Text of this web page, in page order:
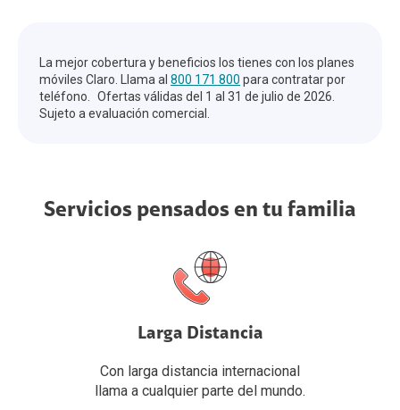
La mejor cobertura y beneficios los tienes con los planes
móviles Claro. Llama al 800 171 800 para contratar por
teléfono. Ofertas válidas del 1 al 31 de julio de 2026.
Sujeto a evaluación comercial.
Servicios pensados en tu familia
Larga Distancia
Con larga distancia internacional
llama a cualquier parte del mundo.